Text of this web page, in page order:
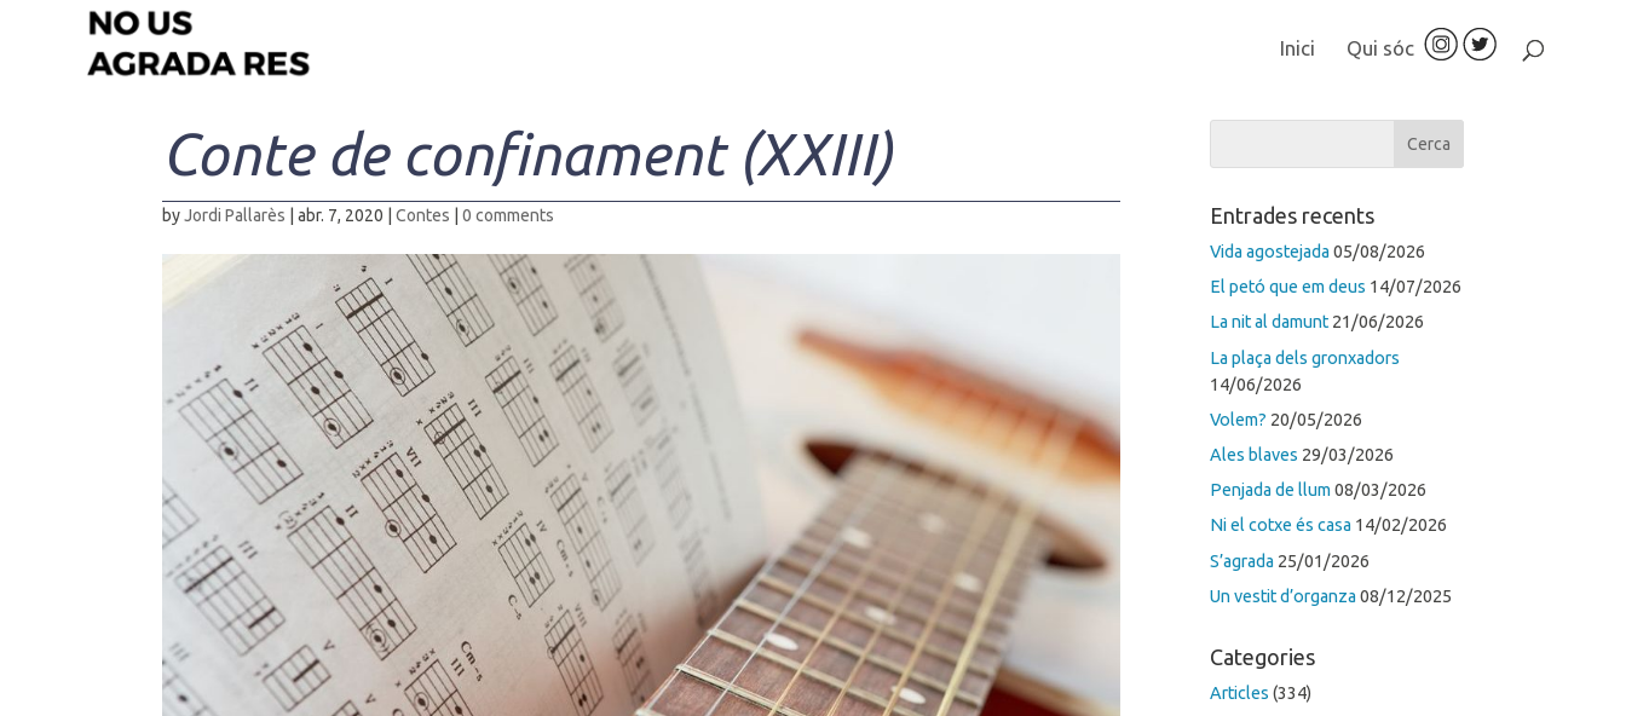
Inici Qui sóc
Conte de confinament (XXIII)
byJordi Pallarès |abr. 7, 2020 |Contes |0 comments Entrades recents
Vida agostejada 05/08/2026
El petó que em deus 14/07/2026
La nit al damunt 21/06/2026
La plaça dels gronxadors
14/06/2026
Volem? 20/05/2026
Ales blaves 29/03/2026
Penjada de llum 08/03/2026
Ni el cotxe és casa 14/02/2026
S’agrada 25/01/2026
Un vestit d’organza 08/12/2025
Categories
Articles (334)